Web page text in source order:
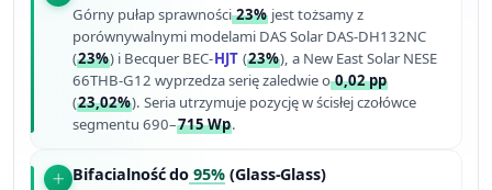
Górny pułap sprawności23% jest tożsamy z
porównywalnymi modelami DAS Solar DAS-DH132NC
(23%) i Becquer BEC-HJT (23%), a New East Solar NESE
66THB-G12 wyprzedza serię zaledwie o0,02 pp
(23,02%). Seria utrzymuje pozycję w ścisłej czołówce
segmentu 690–715 Wp.
Bifacialność do 95% (Glass-Glass)